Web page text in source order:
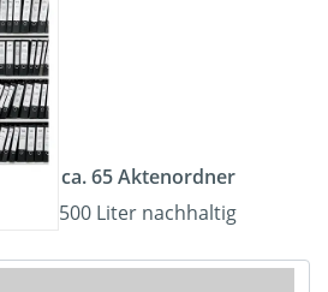
ca. 65 Aktenordner
500 Liter nachhaltig